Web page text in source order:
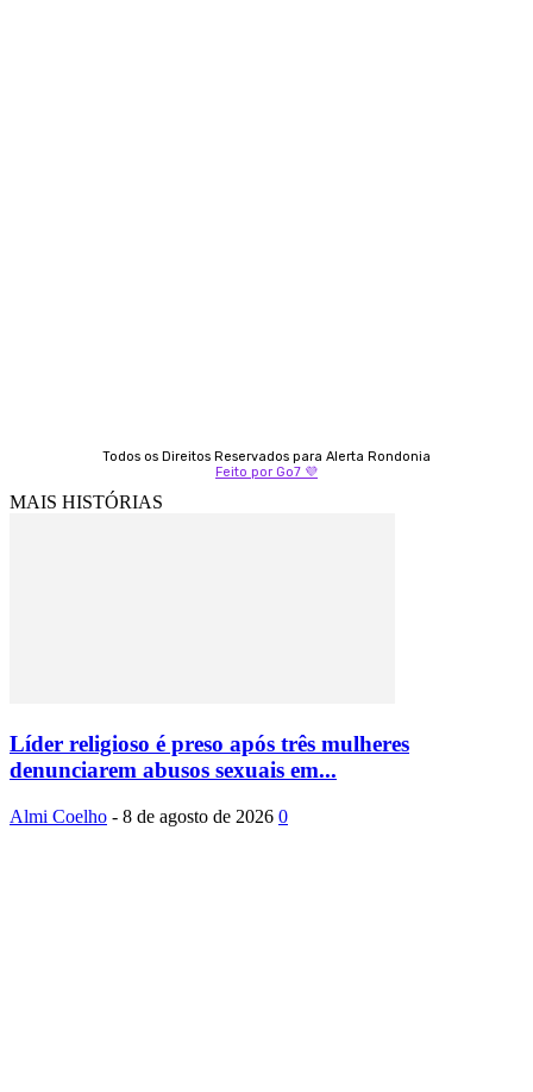
Todos os Direitos Reservados para Alerta Rondonia
Feito por Go7 💜
MAIS HISTÓRIAS
Líder religioso é preso após três mulheres
denunciarem abusos sexuais em...
Almi Coelho - 8 de agosto de 2026 0